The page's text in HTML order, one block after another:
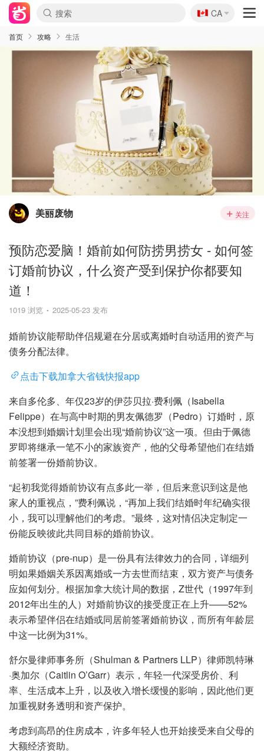
🇨🇦
CA
首页 攻略 生活
美丽废物 关注
预防恋爱脑！婚前如何防捞男捞女 - 如何签
订婚前协议，什么资产受到保护你都要知
道！
1019 浏览 2025-05-23 发布
婚前协议能帮助伴侣规避在分居或离婚时自动适用的资产与
债务分配法律。
点击下载加拿大省钱快报app
来自多伦多、年仅23岁的伊莎贝拉·费利佩（Isabella
Felippe）在与高中时期的男友佩德罗（Pedro）订婚时，原
本没想到婚姻计划里会出现“婚前协议”这一项。但由于佩德
罗即将继承一笔不小的家族资产，他的父母希望他们在结婚
前签署一份婚前协议。
“起初我觉得婚前协议有点多此一举，但后来意识到这是他
家人的重视点，”费利佩说，“再加上我们结婚时年纪确实很
小，我可以理解他们的考虑。”最终，这对情侣决定制定一
份能反映彼此共同目标的婚前协议。
婚前协议（pre-nup）是一份具有法律效力的合同，详细列
明如果婚姻关系因离婚或一方去世而结束，双方资产与债务
应如何划分。根据加拿大统计局的数据，Z世代（1997年到
2012年出生的人）对婚前协议的接受度正在上升——52%
表示希望伴侣在结婚或同居前签署婚前协议，而所有年龄层
中这一比例为31%。
舒尔曼律师事务所（Shulman & Partners LLP）律师凯特琳
·奥加尔（Caitlin O’Garr）表示，年轻一代深受房价、利
率、生活成本上升，以及收入增长缓慢的影响，因此他们更
加重视财务透明和资产保护。
考虑到高昂的住房成本，许多年轻人也开始接受来自父母的
大额经济资助。